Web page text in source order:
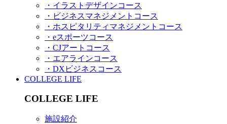
・イラストデザインコース
・ビジネスマネジメントコース
・ホスピタリティマネジメントコース
・eスポーツコース
・CJアートコース
・エアラインコース
・DXビジネスコース
COLLEGE LIFE
COLLEGE LIFE
施設紹介